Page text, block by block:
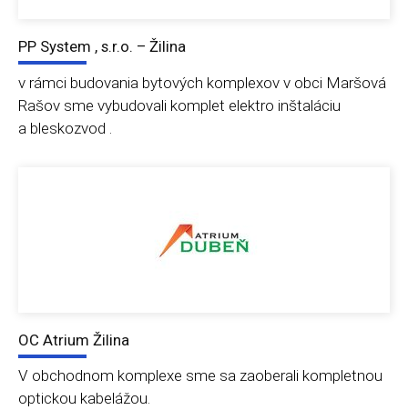
PP System , s.r.o. – Žilina
v rámci budovania bytových komplexov v obci Maršová
Rašov sme vybudovali komplet elektro inštaláciu
a bleskozvod .
OC Atrium Žilina
V obchodnom komplexe sme sa zaoberali kompletnou
optickou kabelážou.